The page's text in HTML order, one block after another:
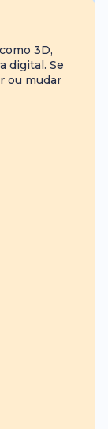
3D,
digital. Se
ou mudar